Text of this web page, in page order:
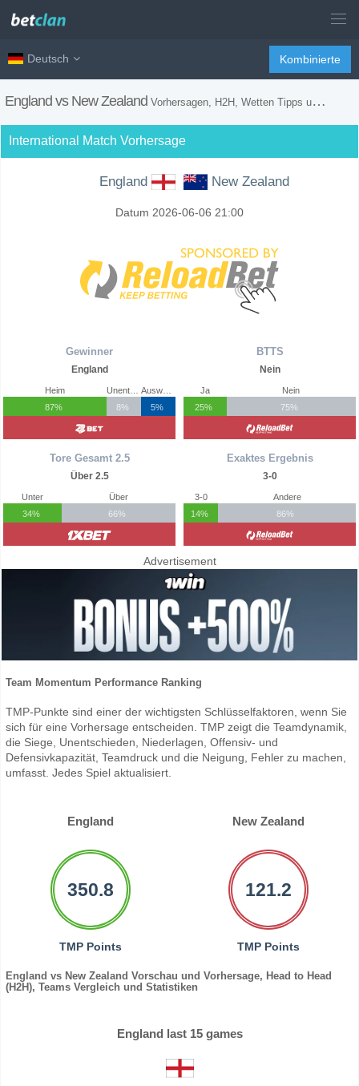
Deutsch Kombinierte
England vs New Zealand Vorhersagen, H2H, Wetten Tipps und Spiel Vorschau
International Match Vorhersage
England New Zealand
Datum 2026-06-06 21:00
Gewinner
England
Heim
87%
8%
5%
Tore Gesamt 2.5
Über 2.5
Unter
34%
Über
66%
BTTS
Nein
Ja
25%
Nein
75%
Exaktes Ergebnis
3-0
3-0
14%
Andere
86%
Advertisement
Team Momentum Performance Ranking
TMP-Punkte sind einer der wichtigsten Schlüsselfaktoren, wenn Sie
sich für eine Vorhersage entscheiden. TMP zeigt die Teamdynamik,
die Siege, Unentschieden, Niederlagen, Offensiv- und
Defensivkapazität, Teamdruck und die Neigung, Fehler zu machen,
umfasst. Jedes Spiel aktualisiert.
England New Zealand
350.8
TMP Points
121.2
TMP Points
England vs New Zealand Vorschau und Vorhersage, Head to Head
(H2H), Teams Vergleich und Statistiken
England last 15 games